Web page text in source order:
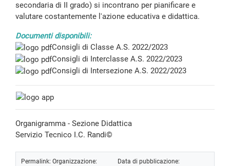
secondaria di II grado) si incontrano per pianificare e
valutare costantemente l'azione educativa e didattica.
Documenti disponibili:
Consigli di Classe A.S. 2022/2023
Consigli di Interclasse A.S. 2022/2023
Consigli di Intersezione A.S. 2022/2023
Organigramma - Sezione Didattica
Servizio Tecnico I.C. Randi©
Permalink: Organizzazione:
Data di pubblicazione: